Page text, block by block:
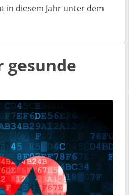
in diesem Jahr unter dem